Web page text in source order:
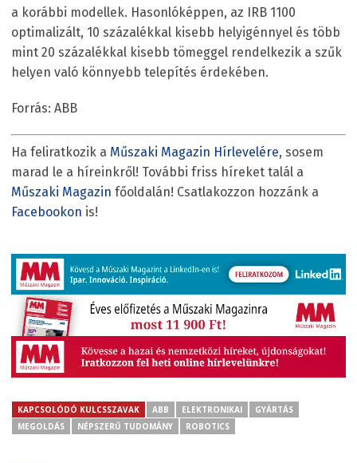
a korábbi modellek. Hasonlóképpen, az IRB 1100
optimalizált, 10 százalékkal kisebb helyigénnyel és több
mint 20 százalékkal kisebb tömeggel rendelkezik a szűk
helyen való könnyebb telepítés érdekében.
Forrás: ABB
Ha feliratkozik a Műszaki Magazin Hírlevelére, sosem
marad le a híreinkről! További friss híreket talál a
Műszaki Magazin főoldalán! Csatlakozzon hozzánk a
Facebookon is!
KAPCSOLÓDÓ KULCSSZAVAK ABB ELEKTRONIKAI
GYÁRTÁS
MEGOLDÁS
NÉPSZERŰ TUDOMÁNY ROBOTICS